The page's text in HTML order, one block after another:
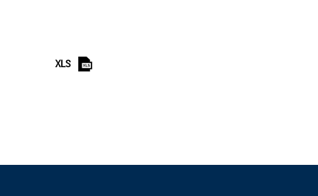
XLS